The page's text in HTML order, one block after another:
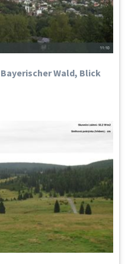
Wald, Blick